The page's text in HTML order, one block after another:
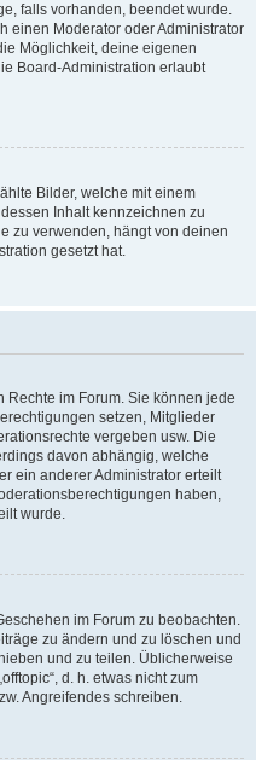
falls vorhanden, beendet wurde.
einen Moderator oder Administrator
Möglichkeit, deine eigenen
Board-Administration erlaubt
Bilder, welche mit einem
Inhalt kennzeichnen zu
zu verwenden, hängt von deinen
gesetzt hat.
im Forum. Sie können jede
setzen, Mitglieder
vergeben usw. Die
davon abhängig, welche
ein anderer Administrator erteilt
haben,
wurde.
im Forum zu beobachten.
zu ändern und zu löschen und
und zu teilen. Üblicherweise
d. h. etwas nicht zum
Angreifendes schreiben.